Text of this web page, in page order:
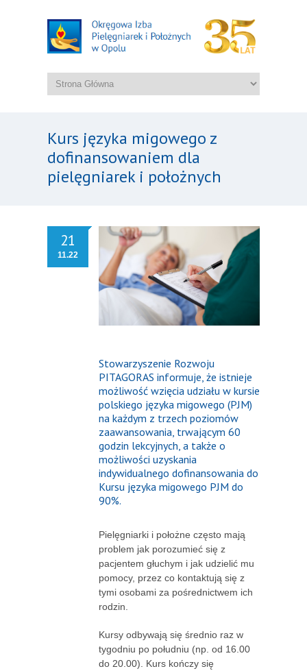
Kurs języka migowego z
dofinansowaniem dla
pielęgniarek i położnych
21
11.22
Stowarzyszenie Rozwoju
PITAGORAS informuje, że istnieje
możliwość wzięcia udziału w kursie
polskiego języka migowego (PJM)
na każdym z trzech poziomów
zaawansowania, trwającym 60
godzin lekcyjnych, a także o
możliwości uzyskania
indywidualnego dofinansowania do
Kursu języka migowego PJM do
90%.
Pielęgniarki i położne często mają
problem jak porozumieć się z
pacjentem głuchym i jak udzielić mu
pomocy, przez co kontaktują się z
tymi osobami za pośrednictwem ich
rodzin.
Kursy odbywają się średnio raz w
tygodniu po południu (np. od 16.00
do 20.00). Kurs kończy się